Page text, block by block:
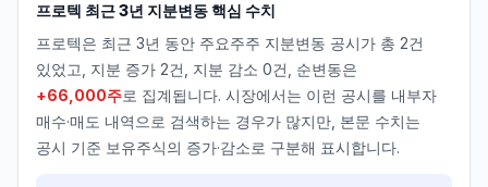
프로텍 최근 3년 지분변동 핵심 수치
프로텍은 최근 3년 동안 주요주주 지분변동 공시가 총 2건
있었고, 지분 증가 2건, 지분 감소 0건, 순변동은
+66,000주로 집계됩니다. 시장에서는 이런 공시를 내부자
매수·매도 내역으로 검색하는 경우가 많지만, 본문 수치는
공시 기준 보유주식의 증가·감소로 구분해 표시합니다.